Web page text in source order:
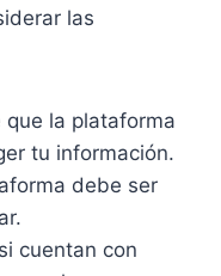
las
la plataforma
tu información.
debe ser
cuentan con